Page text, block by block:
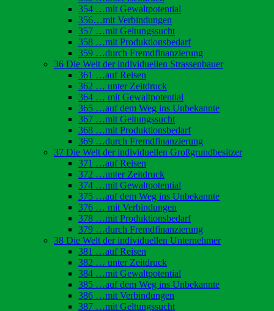
354 …mit Gewaltpotential
356…mit Verbindungen
357 …mit Geltungssucht
358 …mit Produktionsbedarf
359 …durch Fremdfinanzierung
36 Die Welt der individuellen Strassenbauer
361 …auf Reisen
362 … unter Zeitdruck
364 … mit Gewaltpotential
365 …auf dem Weg ins Unbekannte
367 …mit Geltungssucht
368 …mit Produktionsbedarf
369 …durch Fremdfinanzierung
37 Die Welt der individuellen Großgrundbesitzer
371 …auf Reisen
372 …unter Zeitdruck
374 …mit Gewaltpotential
375 …auf dem Weg ins Unbekannte
376 … mit Verbindungen
378 …mit Produktionsbedarf
379 …durch Fremdfinanzierung
38 Die Welt der individuellen Unternehmer
381 …auf Reisen
382 … unter Zeitdruck
384 …mit Gewaltpotential
385 …auf dem Weg ins Unbekannte
386 …mit Verbindungen
387 …mit Geltungssucht